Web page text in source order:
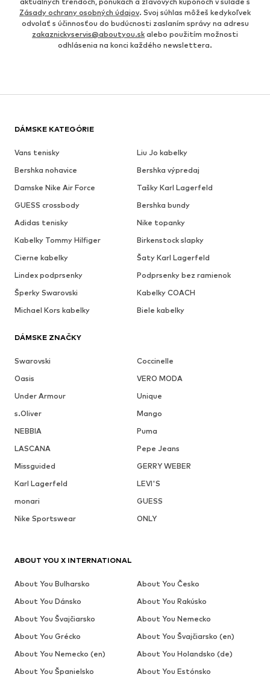
Zásady ochrany osobných údajov. Svoj súhlas môžeš kedykoľvek
odvolať s účinnosťou do budúcnosti zaslaním správy na adresu
zakaznickyservis@aboutyou.sk alebo použitím možnosti
odhlásenia na konci každého newslettera.
DÁMSKE KATEGÓRIE
Vans tenisky
Liu Jo kabelky
Bershka nohavice
Bershka výpredaj
Damske Nike Air Force
Tašky Karl Lagerfeld
GUESS crossbody
Bershka bundy
Adidas tenisky
Nike topanky
Kabelky Tommy Hilfiger
Birkenstock slapky
Cierne kabelky
Šaty Karl Lagerfeld
Lindex podprsenky
Podprsenky bez ramienok
Šperky Swarovski
Kabelky COACH
Michael Kors kabelky
Biele kabelky
DÁMSKE ZNAČKY
Swarovski
Coccinelle
Oasis
VERO MODA
Under Armour
Unique
s.Oliver
Mango
NEBBIA
Puma
LASCANA
Pepe Jeans
Missguided
GERRY WEBER
Karl Lagerfeld
LEVI'S
monari
GUESS
Nike Sportswear
ONLY
ABOUT YOU X INTERNATIONAL
About You Bulharsko
About You Česko
About You Dánsko
About You Rakúsko
About You Švajčiarsko
About You Nemecko
About You Grécko
About You Švajčiarsko (en)
About You Nemecko (en)
About You Holandsko (de)
About You Španielsko
About You Estónsko